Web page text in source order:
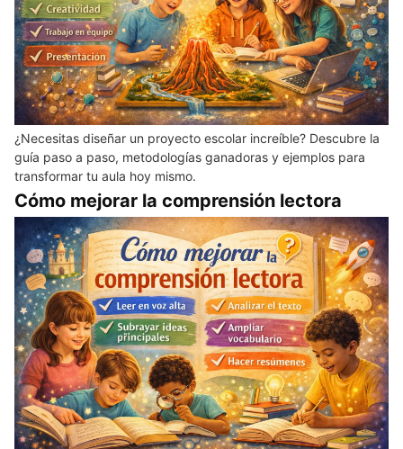
¿Necesitas diseñar un proyecto escolar increíble? Descubre la
guía paso a paso, metodologías ganadoras y ejemplos para
transformar tu aula hoy mismo.
Cómo mejorar la comprensión lectora